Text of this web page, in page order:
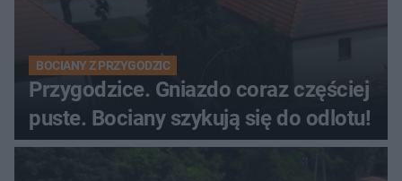
BOCIANY Z PRZYGODZIC
Przygodzice. Gniazdo coraz częściej
puste. Bociany szykują się do odlotu!